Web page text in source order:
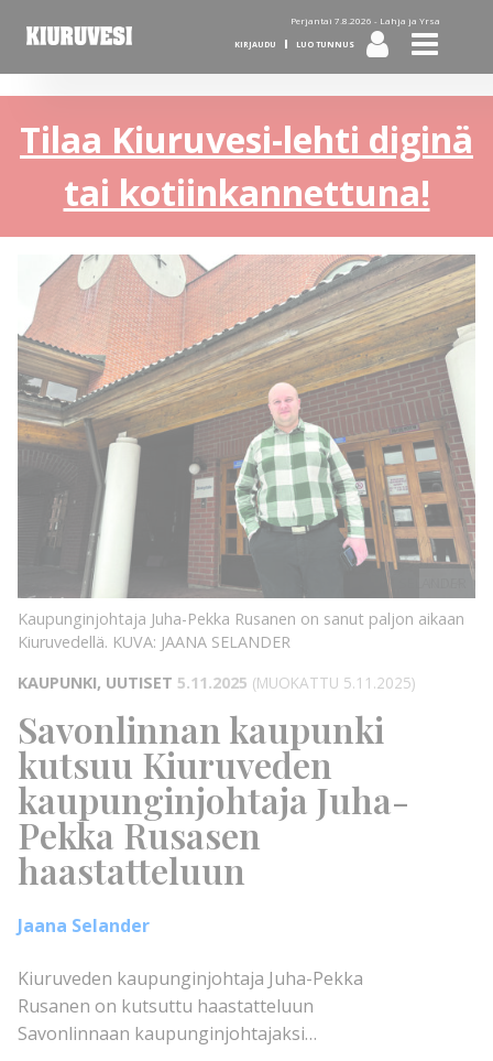
Perjantai 7.8.2026 - Lahja ja Yrsa
KIRJAUDU LUO TUNNUS
Tilaa Kiuruvesi-lehti diginä
tai kotiinkannettuna!
KUVA:
JAANA
Kaupunginjohtaja Juha-Pekka Rusanen on sanut paljon aikaan
Kiuruvedellä. KUVA: JAANA SELANDER
KAUPUNKI, UUTISET 5.11.2025 (MUOKATTU 5.11.2025)
Savonlinnan kaupunki
kutsuu Kiuruveden
kaupunginjohtaja Juha-
Pekka Rusasen
haastatteluun
Jaana Selander
Kiuruveden kaupunginjohtaja Juha-Pekka
Rusanen on kutsuttu haastatteluun
Savonlinnaan kaupunginjohtajaksi…